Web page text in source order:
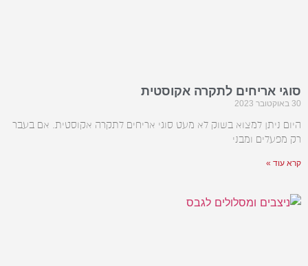
סוגי אריחים לתקרה אקוסטית
30 באוקטובר 2023
היום ניתן למצוא בשוק לא מעט סוגי אריחים לתקרה אקוסטית. אם בעבר
רק מפעלים ומבני
קרא עוד »